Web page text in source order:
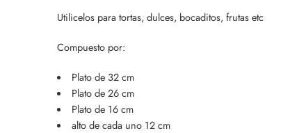
Utilicelos para tortas, dulces, bocaditos, frutas etc
Compuesto por:
Plato de 32 cm
Plato de 26 cm
Plato de 16 cm
alto de cada uno 12 cm